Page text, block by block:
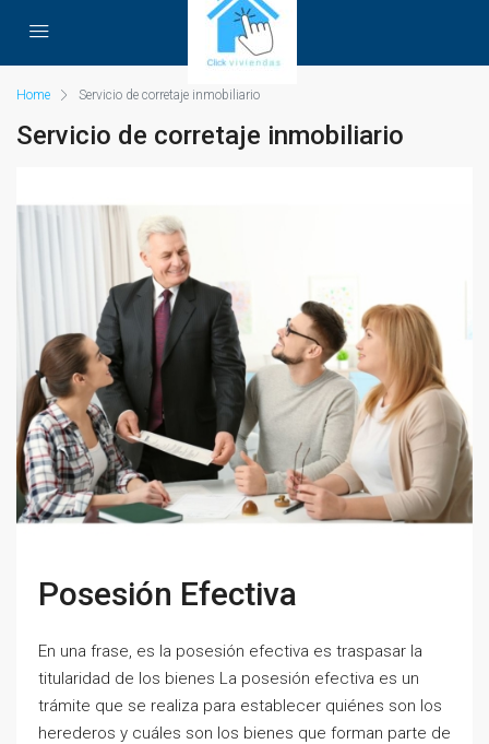
Home Servicio de corretaje inmobiliario
Servicio de corretaje inmobiliario
Posesión Efectiva
En una frase, es la posesión efectiva es traspasar la
titularidad de los bienes La posesión efectiva es un
trámite que se realiza para establecer quiénes son los
herederos y cuáles son los bienes que forman parte de